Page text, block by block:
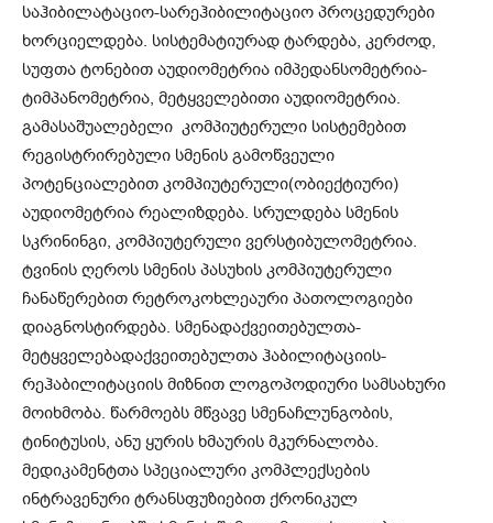
საჰიბილატაციო-სარეჰიბილიტაციო პროცედურები
ხორციელდება. სისტემატიურად ტარდება, კერძოდ,
სუფთა ტონებით აუდიომეტრია იმპედანსომეტრია-
ტიმპანომეტრია, მეტყველებითი აუდიომეტრია.
გამასაშუალებელი კომპიუტერული სისტემებით
რეგისტრირებული სმენის გამოწვეული
პოტენციალებით კომპიუტერული(ობიექტიური)
აუდიომეტრია რეალიზდება. სრულდება სმენის
სკრინინგი, კომპიუტერული ვერსტიბულომეტრია.
ტვინის ღეროს სმენის პასუხის კომპიუტერული
ჩანაწერებით რეტროკოხლეაური პათოლოგიები
დიაგნოსტირდება. სმენადაქვეითებულთა-
მეტყველებადაქვეითებულთა ჰაბილიტაციის-
რეჰაბილიტაციის მიზნით ლოგოპოდიური სამსახური
მოიხმობა. წარმოებს მწვავე სმენაჩლუნგობის,
ტინიტუსის, ანუ ყურის ხმაურის მკურნალობა.
მედიკამენტთა სპეციალური კომპლექსების
ინტრავენური ტრანსფუზიებით ქრონიკულ